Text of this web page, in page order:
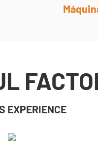
EXPERIENCE